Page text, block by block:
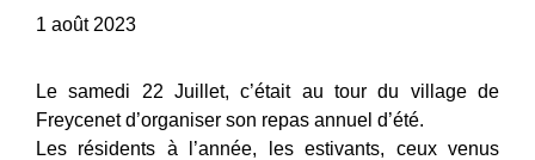
1 août 2023
Le samedi 22 Juillet, c’était au tour du village de
Freycenet d’organiser son repas annuel d’été.
Les résidents à l’année, les estivants, ceux venus